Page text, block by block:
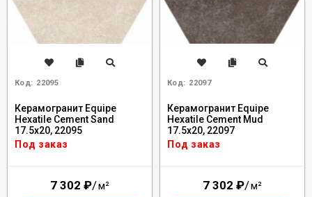
Код: 22095
Керамогранит Equipe
Hexatile Cement Sand
17.5x20, 22095
Под заказ
7 302 ₽/м²
Код: 22097
Керамогранит Equipe
Hexatile Cement Mud
17.5x20, 22097
Под заказ
7 302 ₽/м²